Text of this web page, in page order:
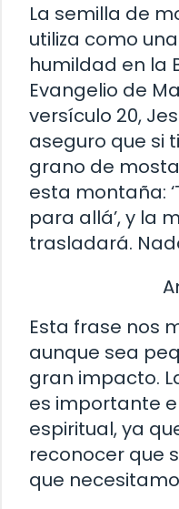
La semilla de
utiliza como
humildad en la
Evangelio de
versículo 20,
aseguro que si
grano de
esta montaña:
para allá’, y la
trasladará.
Esta frase nos
aunque sea
gran impacto.
es importante
espiritual, ya
reconocer que
que